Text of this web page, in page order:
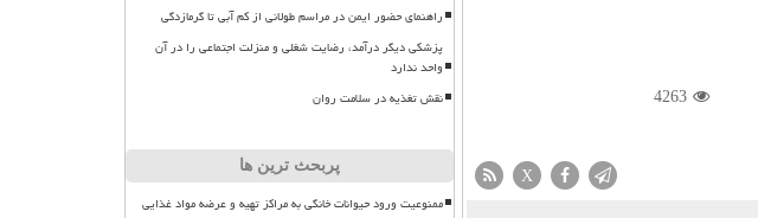
4263
X
راهنمای حضور ایمن در مراسم طولانی از کم آبی تا گرمازدگی
پزشکی دیگر درآمد، رضایت شغلی و منزلت اجتماعی را در آن
واحد ندارد
نقش تغذیه در سلامت روان
پربحث ترین ها
ممنوعیت ورود حیوانات خانگی به مراکز تهیه و عرضه مواد غذایی